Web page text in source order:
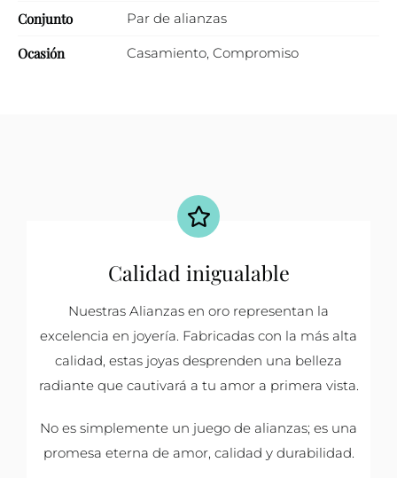
Conjunto Par de alianzas
Ocasión Casamiento, Compromiso
Calidad inigualable
Nuestras Alianzas en oro representan la
excelencia en joyería. Fabricadas con la más alta
calidad, estas joyas desprenden una belleza
radiante que cautivará a tu amor a primera vista.
No es simplemente un juego de alianzas; es una
promesa eterna de amor, calidad y durabilidad.